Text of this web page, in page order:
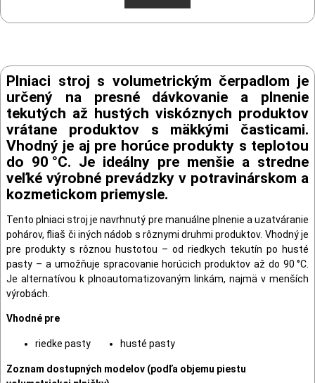
Plniaci stroj s volumetrickým čerpadlom je
určený na presné dávkovanie a plnenie
tekutých až hustých viskóznych produktov
vrátane produktov s mäkkými časticami.
Vhodný je aj pre horúce produkty s teplotou
do 90 °C. Je ideálny pre menšie a stredne
veľké výrobné prevádzky v potravinárskom a
kozmetickom priemysle.
Tento plniaci stroj je navrhnutý pre manuálne plnenie a uzatváranie
pohárov, fliaš či iných nádob s rôznymi druhmi produktov. Vhodný je
pre produkty s rôznou hustotou – od riedkych tekutín po husté
pasty – a umožňuje spracovanie horúcich produktov až do 90 °C.
Je alternatívou k plnoautomatizovaným linkám, najmä v menších
výrobách.
Vhodné pre
riedke pasty husté pasty
Zoznam dostupných modelov (podľa objemu piestu